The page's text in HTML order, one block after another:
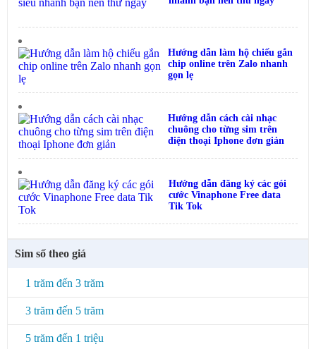
Hướng dẫn làm hộ chiếu gắn
chip online trên Zalo nhanh
gọn lẹ
Hướng dẫn cách cài nhạc
chuông cho từng sim trên
điện thoại Iphone đơn giản
Hướng dẫn đăng ký các gói
cước Vinaphone Free data
Tik Tok
Sim số theo giá
1 trăm đến 3 trăm
3 trăm đến 5 trăm
5 trăm đến 1 triệu